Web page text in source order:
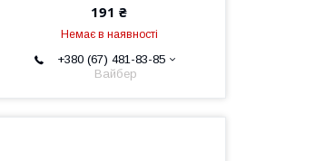
191 ₴
Немає в наявності
+380 (67) 481-83-85
Вайбер